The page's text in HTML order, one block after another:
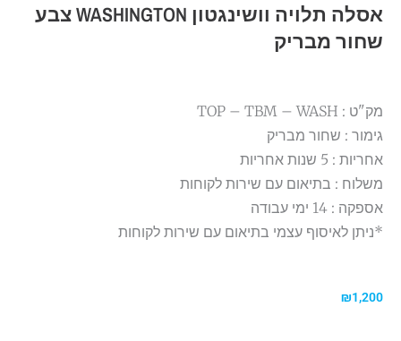
אסלה תלויה וושינגטון WASHINGTON צבע
שחור מבריק
מק"ט : TOP – TBM – WASH
גימור : שחור מבריק
אחריות : 5 שנות אחריות
משלוח : בתיאום עם שירות לקוחות
אספקה : 14 ימי עבודה
*ניתן לאיסוף עצמי בתיאום עם שירות לקוחות
₪1,200